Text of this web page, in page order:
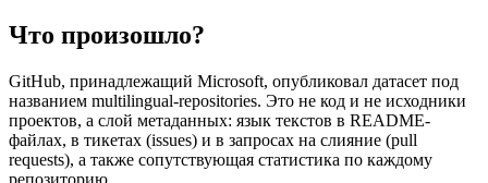
Что произошло?
GitHub, принадлежащий Microsoft, опубликовал датасет под
названием multilingual-repositories. Это не код и не исходники
проектов, а слой метаданных: язык текстов в README-
файлах, в тикетах (issues) и в запросах на слияние (pull
requests), а также сопутствующая статистика по каждому